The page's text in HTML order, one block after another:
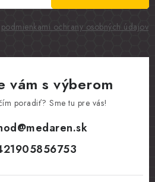
podmienkami ochrany osobných údajov
vám s výberom
poradiť? Sme tu pre vás!
@medaren.sk